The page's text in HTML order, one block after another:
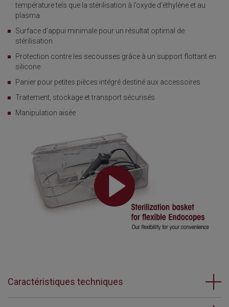
température tels que la stérilisation à l’oxyde d’éthylène et au
plasma
Surface d’appui minimale pour un résultat optimal de
stérilisation
Protection contre les secousses grâce à un support flottant en
silicone
Panier pour petites pièces intégré destiné aux accessoires
Traitement, stockage et transport sécurisés
Manipulation aisée
Caractéristiques techniques